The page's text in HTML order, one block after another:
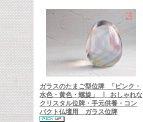
ガラスのたまご型位牌 「ピンク・
水色・黄色・螺旋」 | おしゃれな
クリスタル位牌・手元供養・コン
パクト仏壇用 ガラス位牌